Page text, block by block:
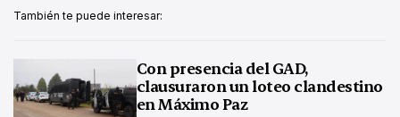
También te puede interesar:
Con presencia del GAD,
clausuraron un loteo clandestino
en Máximo Paz